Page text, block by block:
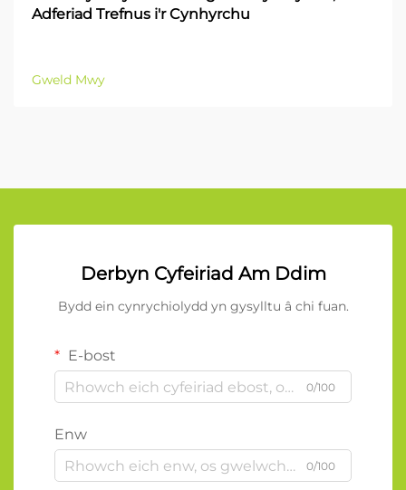
Adferiad Trefnus i'r Cynhyrchu
Gweld Mwy
Derbyn Cyfeiriad Am Ddim
Bydd ein cynrychiolydd yn gysylltu â chi fuan.
E-bost
0/100
Enw
0/100